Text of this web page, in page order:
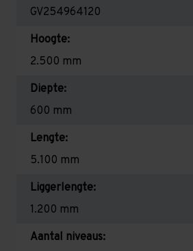
GV254964120
Hoogte:
2.500 mm
Diepte:
600 mm
Lengte:
5.100 mm
Liggerlengte:
1.200 mm
Aantal niveaus: